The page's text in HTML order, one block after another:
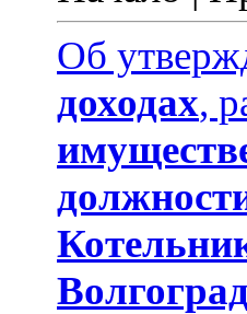
Об
доходах,